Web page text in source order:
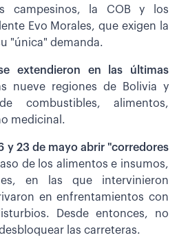
campesinos, la COB y los
Evo Morales, que exigen la
"única" demanda.
extendieron en las últimas
nueve regiones de Bolivia y
combustibles, alimentos,
medicinal.
y 23 de mayo abrir "corredores
de los alimentos e insumos,
en las que intervinieron
en enfrentamientos con
Desde entonces, no
las carreteras.